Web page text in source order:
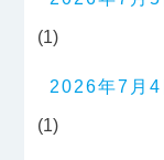
(1)
2026年7月4
(1)